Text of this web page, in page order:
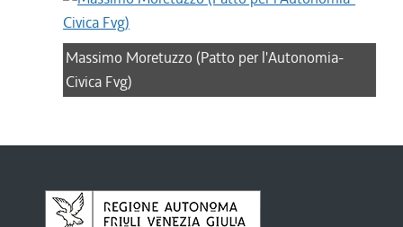
Massimo Moretuzzo (Patto per l'Autonomia-
Civica Fvg)